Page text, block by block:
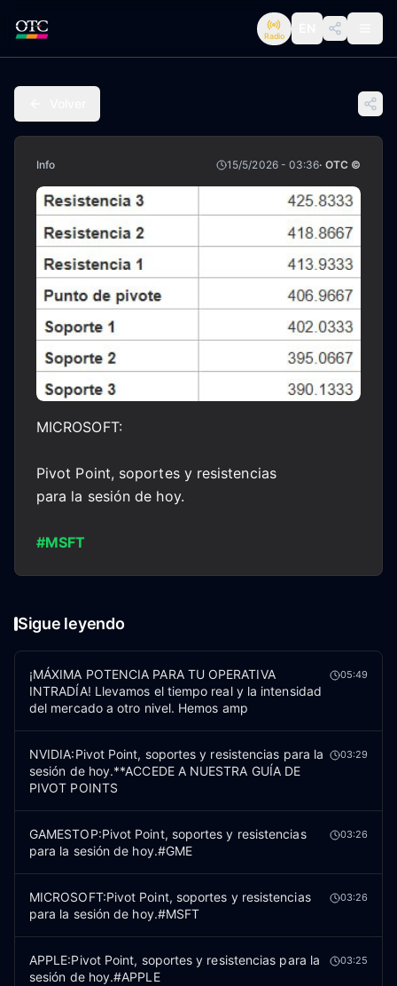
Radio
Info 15/5/2026 - 03:36· OTC ©
MICROSOFT:
Pivot Point, soportes y resistencias
para la sesión de hoy.
#MSFT
Sigue leyendo
¡MÁXIMA POTENCIA PARA TU OPERATIVA
INTRADÍA! Llevamos el tiempo real y la intensidad
del mercado a otro nivel. Hemos amp
05:49
NVIDIA:Pivot Point, soportes y resistencias para la
sesión de hoy.**ACCEDE A NUESTRA GUÍA DE
PIVOT POINTS
03:29
GAMESTOP:Pivot Point, soportes y resistencias
para la sesión de hoy.#GME
03:26
MICROSOFT:Pivot Point, soportes y resistencias
para la sesión de hoy.#MSFT
03:26
APPLE:Pivot Point, soportes y resistencias para la
sesión de hoy.#APPLE
03:25